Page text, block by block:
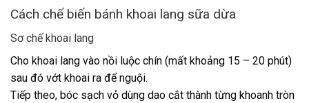
Cách chế biến bánh khoai lang sữa dừa
Sơ chế khoai lang
Cho khoai lang vào nồi luộc chín (mất khoảng 15 – 20 phút)
sau đó vớt khoai ra để nguội.
Tiếp theo, bóc sạch vỏ dùng dao cắt thành từng khoanh tròn